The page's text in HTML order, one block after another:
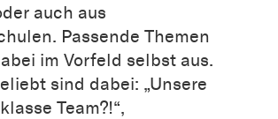
auch aus
Passende Themen
im Vorfeld selbst aus.
sind dabei: „Unsere
Team?!“,